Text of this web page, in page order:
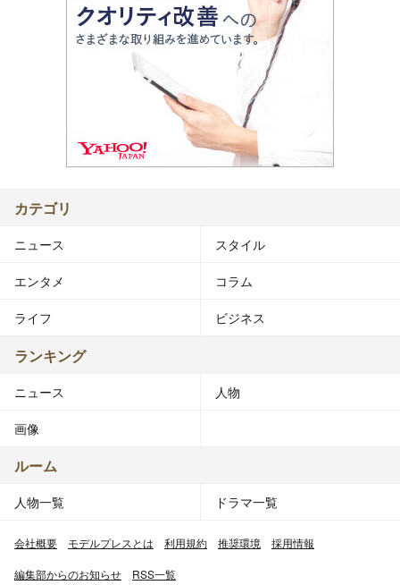
カテゴリ
ニュース スタイル
エンタメ コラム
ライフ ビジネス
ランキング
ニュース 人物
画像
ルーム
人物一覧 ドラマ一覧
会社概要 モデルプレスとは 利用規約 推奨環境 採用情報
編集部からのお知らせ RSS一覧